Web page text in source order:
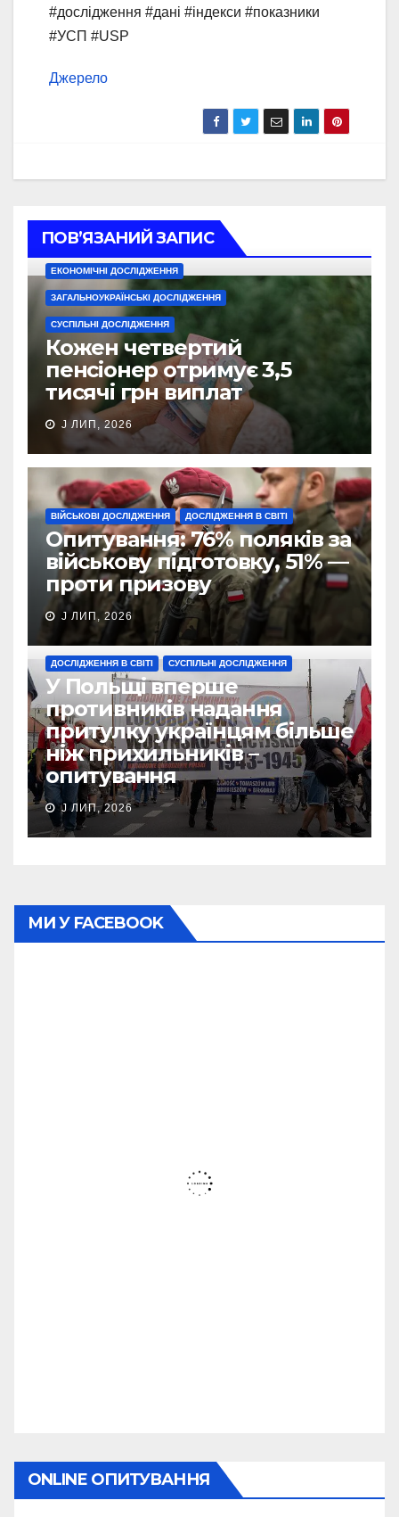
#дослідження #дані #індекси #показники
#УСП #USP
Джерело
ПОВ’ЯЗАНИЙ ЗАПИС
ЕКОНОМІЧНІ ДОСЛІДЖЕННЯ
ЗАГАЛЬНОУКРАЇНСЬКІ ДОСЛІДЖЕННЯ
СУСПІЛЬНІ ДОСЛІДЖЕННЯ
Кожен четвертий
пенсіонер отримує 3,5
тисячі грн виплат
J ЛИП, 2026
ВІЙСЬКОВІ ДОСЛІДЖЕННЯ ДОСЛІДЖЕННЯ В СВІТІ
Опитування: 76% поляків за
військову підготовку, 51% —
проти призову
J ЛИП, 2026
ДОСЛІДЖЕННЯ В СВІТІ СУСПІЛЬНІ ДОСЛІДЖЕННЯ
У Польщі вперше
противників надання
притулку українцям більше
ніж прихильників –
опитування
J ЛИП, 2026
МИ У FACEBOOK
ONLINE ОПИТУВАННЯ